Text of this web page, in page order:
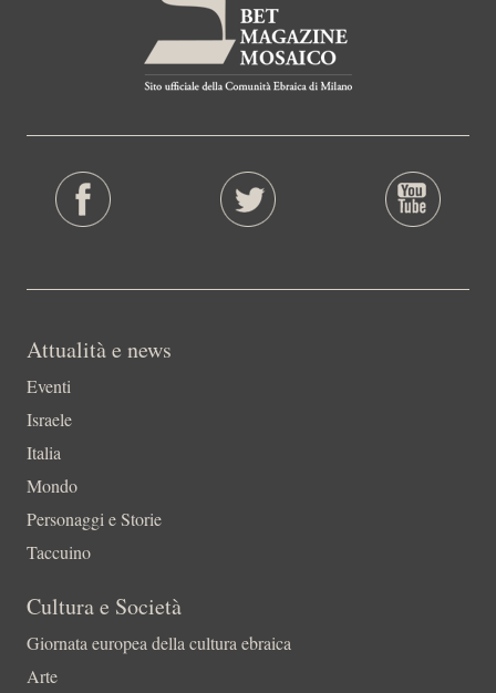
Attualità e news
Eventi
Israele
Italia
Mondo
Personaggi e Storie
Taccuino
Cultura e Società
Giornata europea della cultura ebraica
Arte